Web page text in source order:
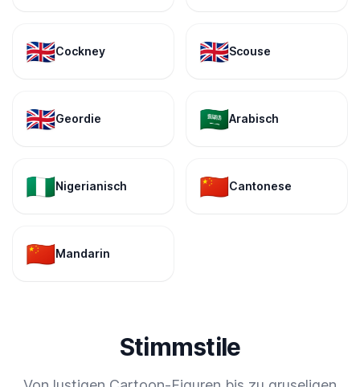
🇬🇧Cockney 🇬🇧Scouse
🇬🇧Geordie 🇸🇦Arabisch
🇳🇬Nigerianisch 🇨🇳Cantonese
🇨🇳Mandarin
Stimmstile